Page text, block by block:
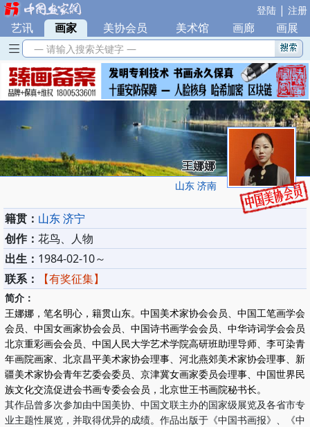
登陆 | 注册
艺讯 | 画家 美协会员 美术馆 画廊 画展
— 请输入搜索关键字 —
王娜娜
山东 济南
籍贯： 山东 济宁
创作： 花鸟、人物
出生： 1984-02-10～
联系：
【有奖征集】
简介：
王娜娜，笔名明心，籍贯山东。中国美术家协会会员、中国工笔画学会
会员、中国女画家协会会员、中国诗书画学会会员、中华诗词学会会员
北京重彩画会会员、中国人民大学艺术学院高研班助理导师、李可染青
年画院画家、北京昌平美术家协会理事、河北燕郊美术家协会理事、新
疆美术家协会青年艺委会委员、京津冀女画家委员会理事、中国世界民
族文化交流促进会书画专委会会员，北京世王书画院秘书长。
其作品曾多次参加由中国美协、中国文联主办的国家级展览及各省市专
业主题性展览，并取得优异的成绩。作品出版于《中国书画报》、《中